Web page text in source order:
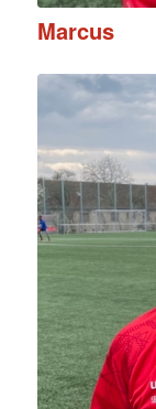
Marcus